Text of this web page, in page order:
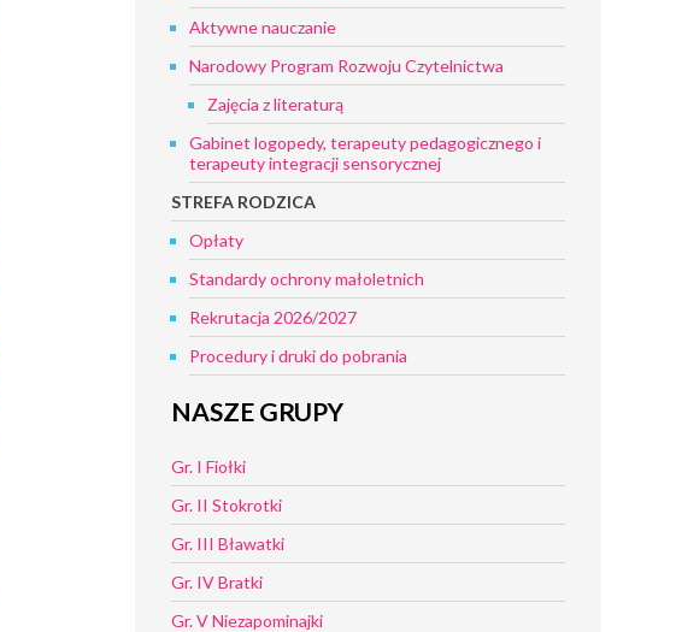
Aktywne nauczanie
Narodowy Program Rozwoju Czytelnictwa
Zajęcia z literaturą
Gabinet logopedy, terapeuty pedagogicznego i
terapeuty integracji sensorycznej
STREFA RODZICA
Opłaty
Standardy ochrony małoletnich
Rekrutacja 2026/2027
Procedury i druki do pobrania
NASZE GRUPY
Gr. I Fiołki
Gr. II Stokrotki
Gr. III Bławatki
Gr. IV Bratki
Gr. V Niezapominajki